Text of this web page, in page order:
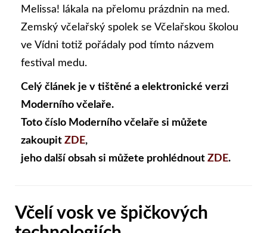
Melissa! lákala na přelomu prázdnin na med.
Zemský včelařský spolek se Včelařskou školou
ve Vídni totiž pořádaly pod tímto názvem
festival medu.
Celý článek je v tištěné a elektronické verzi
Moderního včelaře.
Toto číslo Moderního včelaře si můžete
zakoupit ZDE,
jeho další obsah si můžete prohlédnout ZDE.
Včelí vosk ve špičkových